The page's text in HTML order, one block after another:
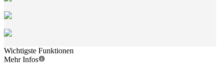
Wichtigste Funktionen
Mehr Infos